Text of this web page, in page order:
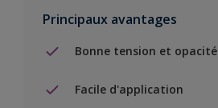
Principaux avantages
Bonne tension et opacité
Facile d'application